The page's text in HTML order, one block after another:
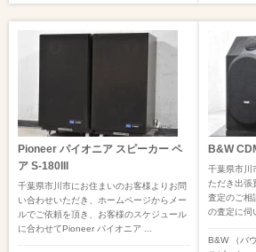
Pioneer パイオニア スピーカー ペ
ア S-180III
千葉県市川市にお住まいのお客様よりお問
い合わせいただき、ホームページからメー
ルでご依頼を頂き、お客様のスケジュール
に合わせてPioneer パイオニア ...
B&W
千葉県市川
ただき出張
査定のご相
の査定に伺
B&W （バ